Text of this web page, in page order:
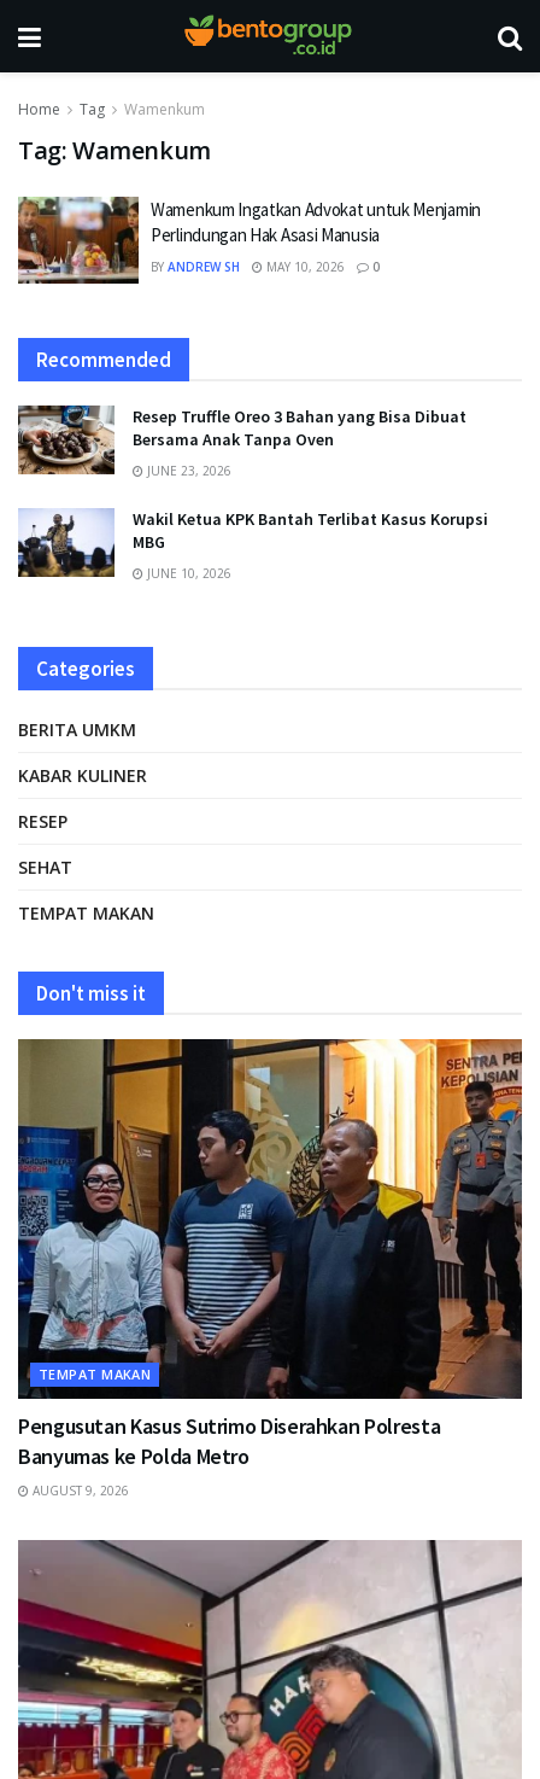
Home Tag Wamenkum
Tag:Wamenkum
Wamenkum Ingatkan Advokat untuk Menjamin
Perlindungan Hak Asasi Manusia
BY ANDREW SH MAY 10, 2026 0
Recommended
Resep Truffle Oreo 3 Bahan yang Bisa Dibuat
Bersama Anak Tanpa Oven
JUNE 23, 2026
Wakil Ketua KPK Bantah Terlibat Kasus Korupsi
MBG
JUNE 10, 2026
Categories
BERITA UMKM
KABAR KULINER
RESEP
SEHAT
TEMPAT MAKAN
Don't miss it
TEMPAT MAKAN
Pengusutan Kasus Sutrimo Diserahkan Polresta
Banyumas ke Polda Metro
AUGUST 9, 2026